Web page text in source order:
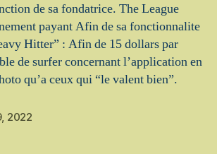
de sa fondatrice. The League
payant Afin de sa fonctionnalite
Hitter” : Afin de 15 dollars par
de surfer concernant l’application en
qu’a ceux qui “le valent bien”.
2022